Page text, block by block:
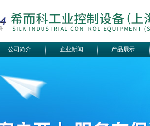
公司简介 企业新闻 产品展示